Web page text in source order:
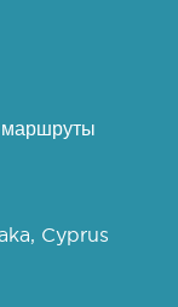
Cyprus